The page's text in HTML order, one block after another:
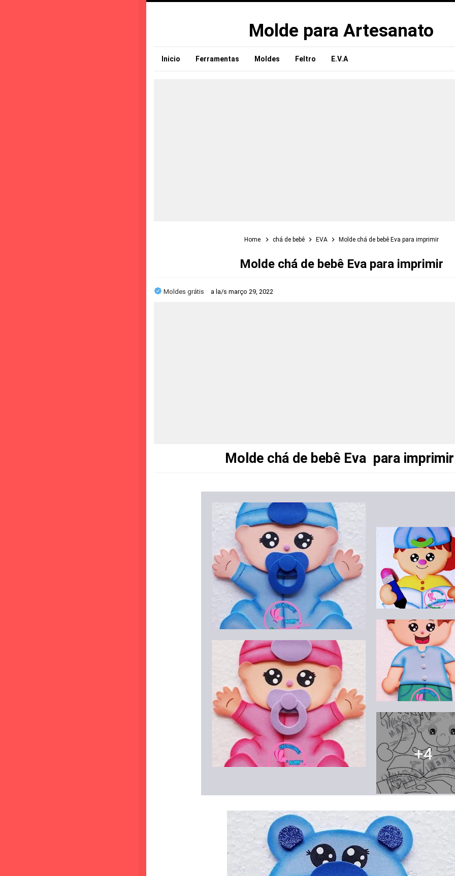
Molde para Artesanato
Inicio Ferramentas Moldes Feltro E.V.A
Home chá de bebê EVA Molde chá de bebê Eva para imprimir
Molde chá de bebê Eva para imprimir
Moldes grátis a la/s março 29, 2022
Molde chá de bebê Eva para